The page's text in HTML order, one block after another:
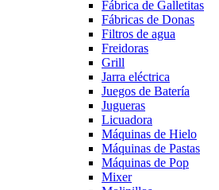
Fábrica de Galletitas
Fábricas de Donas
Filtros de agua
Freidoras
Grill
Jarra eléctrica
Juegos de Batería
Jugueras
Licuadora
Máquinas de Hielo
Máquinas de Pastas
Máquinas de Pop
Mixer